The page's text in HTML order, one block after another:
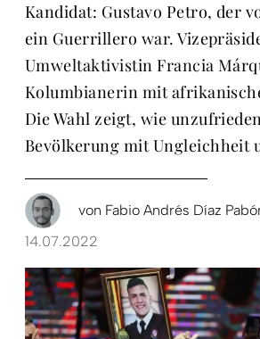
Kandidat: Gustavo Petro, der
ein Guerrillero war.
Umweltaktivistin Francia
Kolumbianerin mit
Die Wahl zeigt, wie
Bevölkerung mit Ungleichheit
von Fabio Andrés Díaz
14.07.2022